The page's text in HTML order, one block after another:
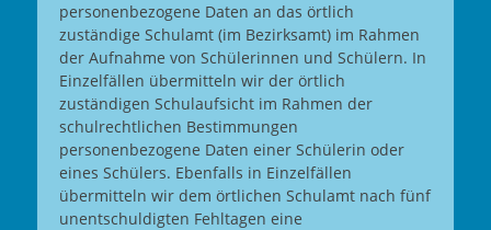
personenbezogene Daten an das örtlich
zuständige Schulamt (im Bezirksamt) im Rahmen
der Aufnahme von Schülerinnen und Schülern. In
Einzelfällen übermitteln wir der örtlich
zuständigen Schulaufsicht im Rahmen der
schulrechtlichen Bestimmungen
personenbezogene Daten einer Schülerin oder
eines Schülers. Ebenfalls in Einzelfällen
übermitteln wir dem örtlichen Schulamt nach fünf
unentschuldigten Fehltagen eine